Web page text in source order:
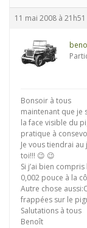
11 mai 2008 à 21h51
Bonsoir à tous
maintenant que je
la face visible du
pratique à
Je vous tiendrai
toi!!! 😉 😉
Si j’ai bien
0,002 pouce à la
Autre chose
frappées sur le
Salutations à tous
Benoît